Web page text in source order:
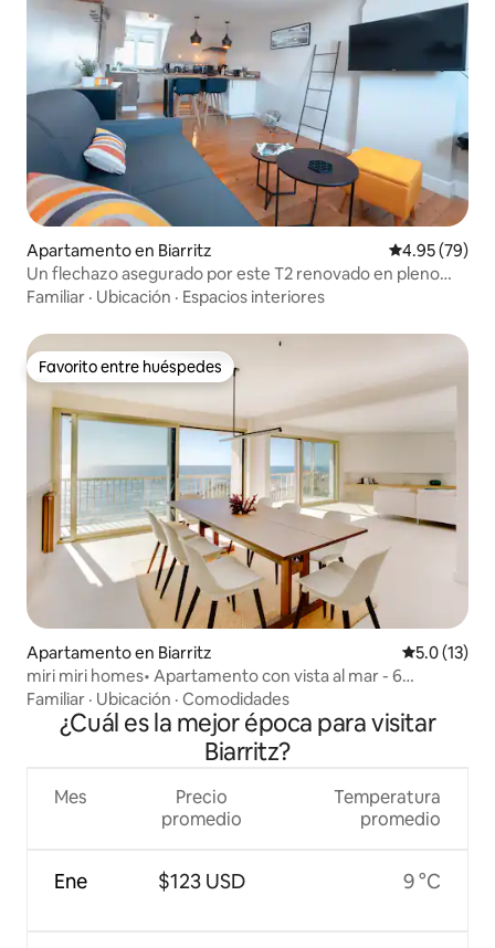
Apartamento en Biarritz Calificación
4.95 (79)
Un flechazo asegurado por este T2 renovado en pleno
centro
Familiar · Ubicación · Espacios interiores
Favorito entre huéspedes
Favorito entre huéspedes
Apartamento en Biarritz Calificación
5.0 (13)
miri miri homes• Apartamento con vista al mar - 6
personas
Familiar · Ubicación · Comodidades
¿Cuál es la mejor época para visitar
Biarritz?
Mes
Ene
Precio
promedio
$123 USD
Temperatura
promedio
9 °C